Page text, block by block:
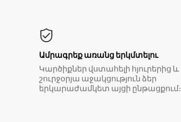
Ամրագրեք առանց երկմտելու
Կարծիքներ վստահելի հյուրերից և
շուրջօրյա աջակցություն ձեր
երկարաժամկետ այցի ընթացքում։